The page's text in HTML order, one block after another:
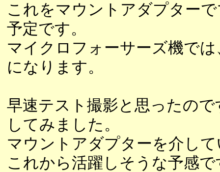
これをマウントアダプター
予定です。
マイクロフォーサーズ機で
になります。
早速テスト撮影と思ったの
してみました。
マウントアダプターを介し
これから活躍しそうな予感で